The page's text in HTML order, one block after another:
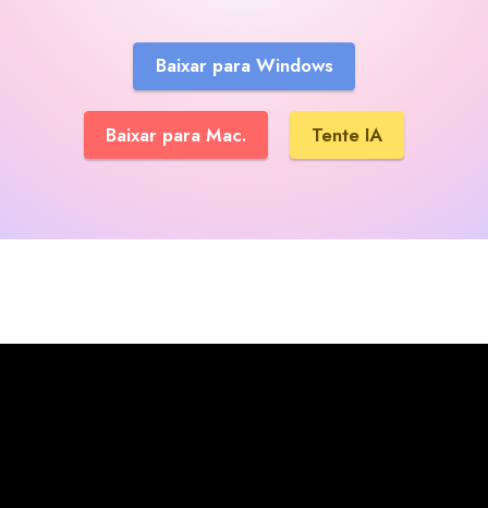
Baixar para Windows
Baixar para Mac. Tente IA